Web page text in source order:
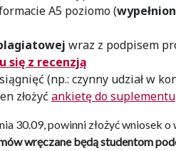
A5 poziomo (
wraz z podpisem
się z recenzją
(np.: czynny udział w
złożyć ankietę do suplementu
30.09, powinni złożyć wniosek
wręczane będą studentom